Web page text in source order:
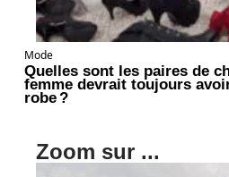
Mode
Quelles sont les paires de
femme devrait toujours
robe ?
Zoom sur ...